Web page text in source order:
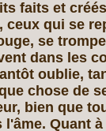
faits et
ceux qui se
se
dans les
oublie,
chose de
bien que
l'âme. Quant